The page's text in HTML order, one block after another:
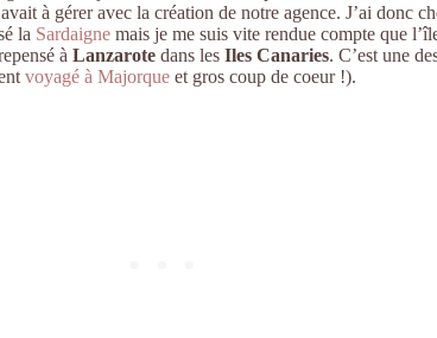
à gérer avec la création de notre agence. J’ai donc
la Sardaigne mais je me suis vite rendue compte que
à Lanzarote dans les Iles Canaries. C’est une
voyagé à Majorque et gros coup de coeur !).